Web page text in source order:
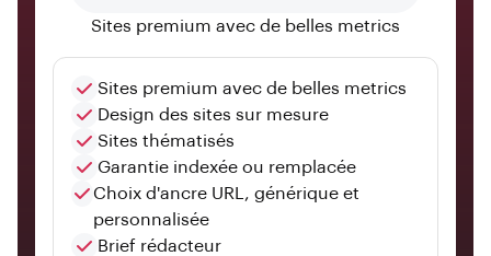
Sites premium avec de belles metrics
Sites premium avec de belles metrics
Design des sites sur mesure
Sites thématisés
Garantie indexée ou remplacée
Choix d'ancre URL, générique et
personnalisée
Brief rédacteur